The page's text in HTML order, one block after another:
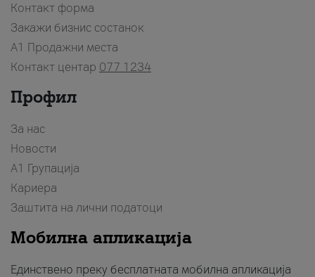
Контакт форма
Закажи бизнис состанок
A1 Продажни места
Контакт центар 077 1234
Профил
За нас
Новости
А1 Групација
Кариера
Заштита на лични податоци
Мобилна апликација
Единствено преку бесплатната мобилна апликација